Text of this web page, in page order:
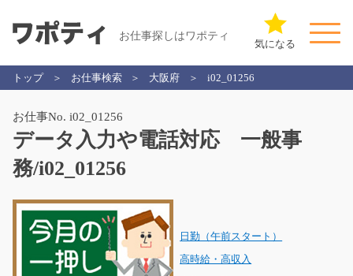
お仕事探しはワポティ
気になる
トップ お仕事検索 大阪府 i02_01256
お仕事No. i02_01256
データ入力や電話対応 一般事
務/i02_01256
日勤（午前スタート）
高時給・高収入